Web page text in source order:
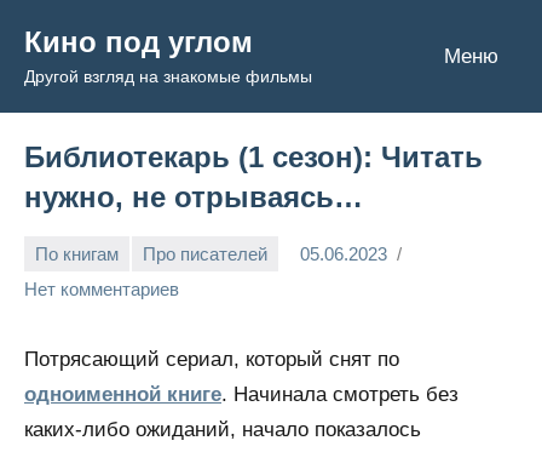
содержимому
Кино под углом
Другой взгляд на знакомые фильмы
Меню
Библиотекарь (1 сезон): Читать
нужно, не отрываясь…
По книгам Про писателей
05.06.2023
Admin
Нет комментариев
Потрясающий сериал, который снят по
одноименной книге. Начинала смотреть без
каких-либо ожиданий, начало показалось